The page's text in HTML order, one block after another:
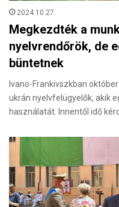
2024.10.27.
Megkezdték a
nyelvrendőrök, de
büntetnek
Ivano-Frankivszkban
ukrán nyelvfelügyelők, akik
használatát. Innentől idő